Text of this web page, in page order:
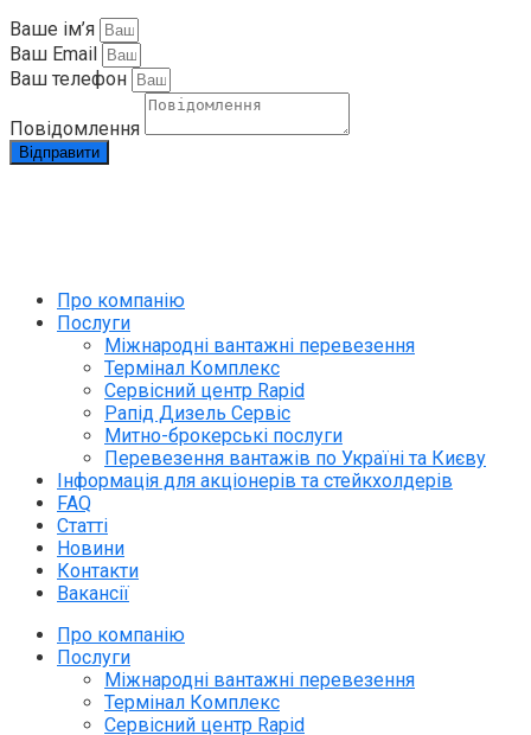
Ваше ім’я
Ваш Email
Ваш телефон
Повідомлення
Відправити
Про компанію
Послуги
Міжнародні вантажні перевезення
Термінал Комплекс
Сервісний центр Rapid
Рапід Дизель Сервіс
Митно-брокерські послуги
Перевезення вантажів по Україні та Києву
Інформація для акціонерів та стейкхолдерів
FAQ
Статті
Новини
Контакти
Вакансії
Про компанію
Послуги
Міжнародні вантажні перевезення
Термінал Комплекс
Сервісний центр Rapid